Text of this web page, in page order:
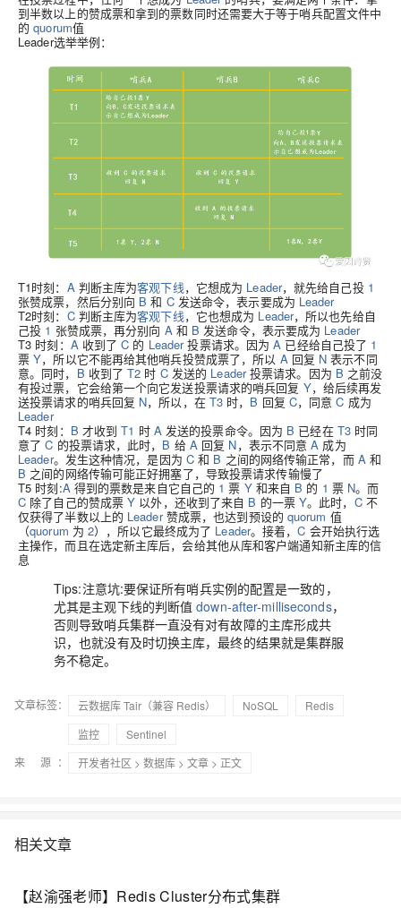
到半数以上的赞成票和拿到的票数同时还需要大于等于哨兵配置文件中
的quorum值
Leader选举举例：
T1时刻： A 判断主库为客观下线，它想成为 Leader，就先给自己投 1
张赞成票，然后分别向 B 和 C发送命令，表示要成为 Leader
T2时刻： C判断主库为客观下线，它也想成为 Leader，所以也先给自
己投 1 张赞成票，再分别向 A和 B 发送命令，表示要成为 Leader
T3 时刻 ： A收到了C 的 Leader投票请求。因为A 已经给自己投了 1
票Y，所以它不能再给其他哨兵投赞成票了，所以 A回复 N 表示不同
意。同时， B 收到了T2 时 C 发送的 Leader投票请求。因为 B 之前没
有投过票，它会给第一个向它发送投票请求的哨兵回复 Y，给后续再发
送投票请求的哨兵回复 N，所以，在 T3 时， B 回复 C，同意 C 成为
Leader
T4 时刻 ： B 才收到 T1 时A发送的投票命令。因为 B 已经在 T3 时同
意了 C 的投票请求，此时， B 给 A 回复 N，表示不同意A 成为
Leader。发生这种情况，是因为 C和 B 之间的网络传输正常，而A 和
B 之间的网络传输可能正好拥塞了，导致投票请求传输慢了
T5 时刻:A得到的票数是来自它自己的 1 票 Y和来自 B 的 1 票 N。而
C 除了自己的赞成票 Y 以外，还收到了来自 B 的一票Y。此时， C不
仅获得了半数以上的 Leader赞成票，也达到预设的 quorum 值
（quorum 为2），所以它最终成为了 Leader。接着，C 会开始执行选
主操作，而且在选定新主库后，会给其他从库和客户端通知新主库的信
息
Tips:注意坑:要保证所有哨兵实例的配置是一致的，
尤其是主观下线的判断值down-after-milliseconds，
否则导致哨兵集群一直没有对有故障的主库形成共
识，也就没有及时切换主库，最终的结果就是集群服
务不稳定。
文章标签： 云数据库 Tair（兼容 Redis） NoSQL
Redis
监控
Sentinel
来 源：
开发者社区 > 数据库 > 文章 > 正文
相关文章
【赵渝强老师】Redis Cluster分布式集群